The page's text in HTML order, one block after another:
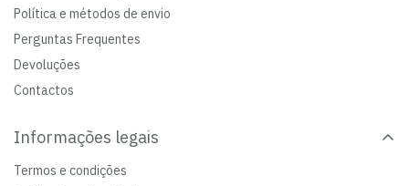
Política e métodos de envio
Perguntas Frequentes
Devoluções
Contactos
Informações legais
Termos e condições